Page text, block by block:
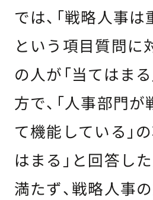
では、「戦略人事は
という項目質問に
の人が「当てはま
方で、「人事部門
て機能している」
はまる」と回答し
満たず、戦略人事